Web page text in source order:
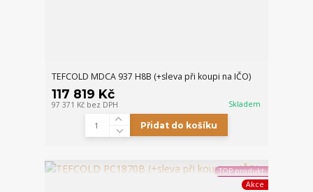
TEFCOLD MDCA 937 H8B (+sleva při koupi na IČO)
117 819 Kč
97 371 Kč bez DPH Skladem
Přidat do košíku
TOP produkt
Akce